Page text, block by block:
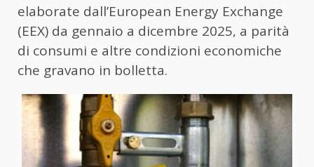
elaborate dall’European Energy Exchange
(EEX) da gennaio a dicembre 2025, a parità
di consumi e altre condizioni economiche
che gravano in bolletta.